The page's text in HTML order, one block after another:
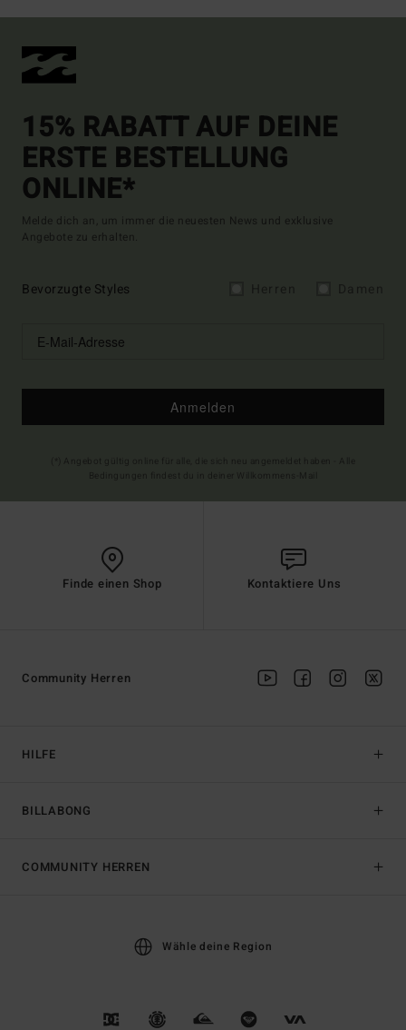
15% RABATT AUF DEINE
ERSTE BESTELLUNG
ONLINE*
Melde dich an, um immer die neuesten News und exklusive
Angebote zu erhalten.
Bevorzugte Styles
Anmelden
Finde einen Shop Kontaktiere Uns
HILFE
BILLABONG
Community Herren
COMMUNITY HERREN
Wähle deine Region